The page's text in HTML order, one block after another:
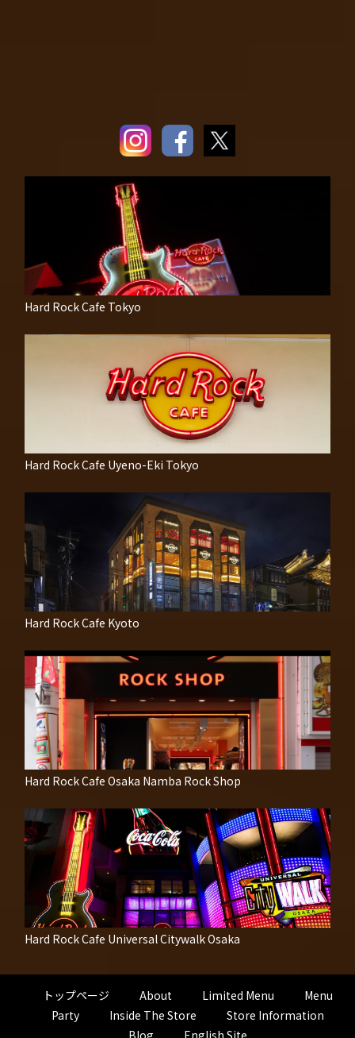
Hard Rock Cafe Tokyo
Hard Rock Cafe Uyeno-Eki Tokyo
Hard Rock Cafe Kyoto
Hard Rock Cafe Osaka Namba Rock Shop
Hard Rock Cafe Universal Citywalk Osaka
トップページ About Limited Menu
Menu
Party
Inside The Store
Store Information
Blog
English Site